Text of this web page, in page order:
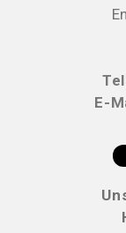
E-